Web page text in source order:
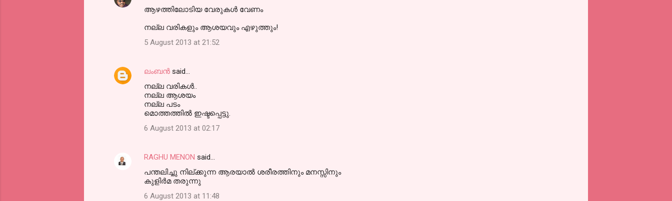
ആഴത്തിലോടിയ വേരുകള്‍ വേണം
നല്ല വരികളും ആശയവും എഴുത്തും!
5 August 2013 at 21:52
ലംബൻ said…
നല്ല വരികള്‍..
നല്ല ആശയം
നല്ല പടം
മൊത്തത്തില്‍ ഇഷ്ടപ്പെട്ടു.
6 August 2013 at 02:17
RAGHU MENON said…
പന്തലിച്ചു നില്ക്കുന്ന ആരയാൽ ശരീരത്തിനും മനസ്സിനും
കുളിർമ തരുന്നു
6 August 2013 at 11:48